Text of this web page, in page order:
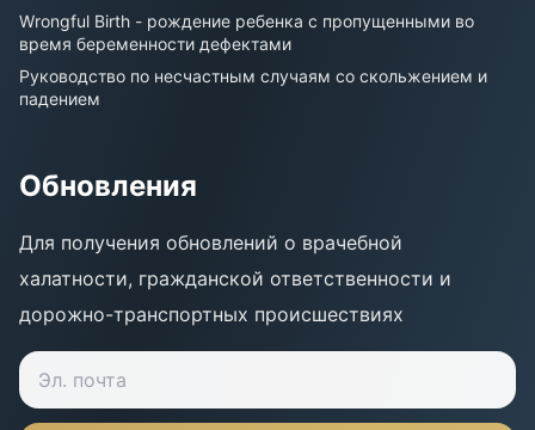
Wrongful Birth - рождение ребенка с пропущенными во
время беременности дефектами
Руководство по несчастным случаям со скольжением и
падением
Обновления
Для получения обновлений о врачебной
халатности, гражданской ответственности и
дорожно-транспортных происшествиях